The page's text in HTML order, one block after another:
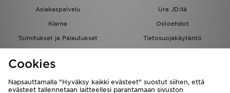
Asiakaspalvelu
Ura JD:llä
Klarna
Ostoehdot
Toimitukset ja Palautukset
Tietosuojakäytäntö
Löydä myymälä
Kumppanuusohjelma
JD Blog
Cookies
Napsauttamalla "Hyväksy kaikki evästeet" suostut siihen, että
evästeet tallennetaan laitteellesi parantamaan sivuston